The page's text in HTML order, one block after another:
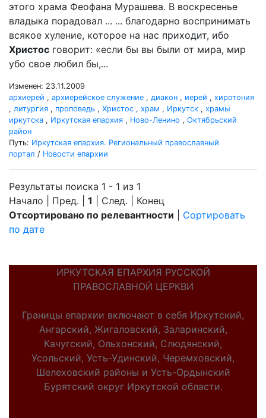
этого храма Феофана Мурашева. В воскресенье
владыка порадовал ... ... благодарно воспринимать
всякое хуление, которое на нас приходит, ибо
Христос говорит: «если бы вы были от мира, мир
убо свое любил бы,...
Изменен: 23.11.2009
архиерей , архиерейское служение , диакон , иерей , хиротония
, литургия , проповедь , Христос , храм , Иркутск , храмы
иркутска , Иркутская епархия , Ново-Ленино , Октябрьский
район
Путь: Иркутская епархия. Региональный православный
портал / Новости епархии
Результаты поиска 1 - 1 из 1
Начало | Пред. | 1 | След. | Конец
Отсортировано по релевантности
Сортировать
по дате
ИРКУТСКАЯ ЕПАРХИЯ РУССКОЙ
ПРАВОСЛАВНОЙ ЦЕРКВИ
Границы епархии включают в себя Иркутский,
Ангарский, Жигаловский, Заларинский,
Качугский, Ольхонский, Слюдянский,
Усольский, Усть-Удинский, Черемховский,
Шелеховский районы и Усть-Ордынский
Бурятский округ Иркутской области.